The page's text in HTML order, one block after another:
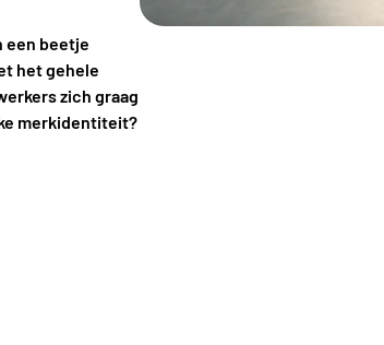
een beetje
het gehele
zich graag
merkidentiteit?